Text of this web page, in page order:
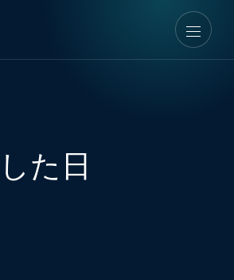
た日